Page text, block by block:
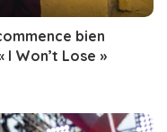
bien
I Won’t Lose »